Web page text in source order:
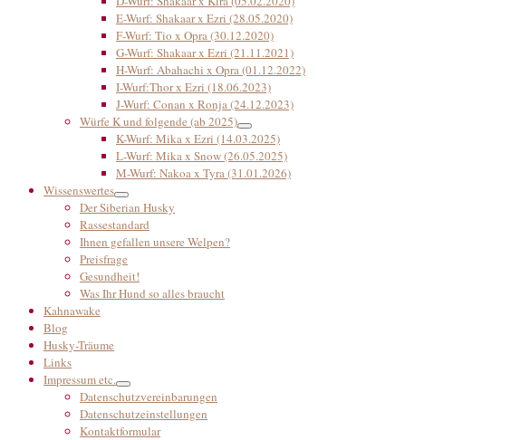
E-Wurf: Shakaar x Ezri (28.05.2020)
F-Wurf: Tio x Opra (30.12.2020)
G-Wurf: Shakaar x Ezri (21.11.2021)
H-Wurf: Abahachi x Opra (01.12.2022)
I-Wurf:Thor x Ezri (18.06.2023)
J-Wurf: Conan x Ronja (24.12.2023)
Würfe K und folgende (ab 2025)
K-Wurf: Mika x Ezri (14.03.2025)
L-Wurf: Mika x Snow (26.05.2025)
M-Wurf: Nakoa x Tyra (31.01.2026)
Wissenswertes
Der Siberian Husky
Rassestandard
Ihnen gefallen unsere Welpen?
Preisfrage
Gesundheit!
Was Ihr Hund so alles braucht
Kahnawake
Blog
Husky-Träume
Links
Impressum etc.
Datenschutzvereinbarungen
Datenschutzeinstellungen
Kontaktformular